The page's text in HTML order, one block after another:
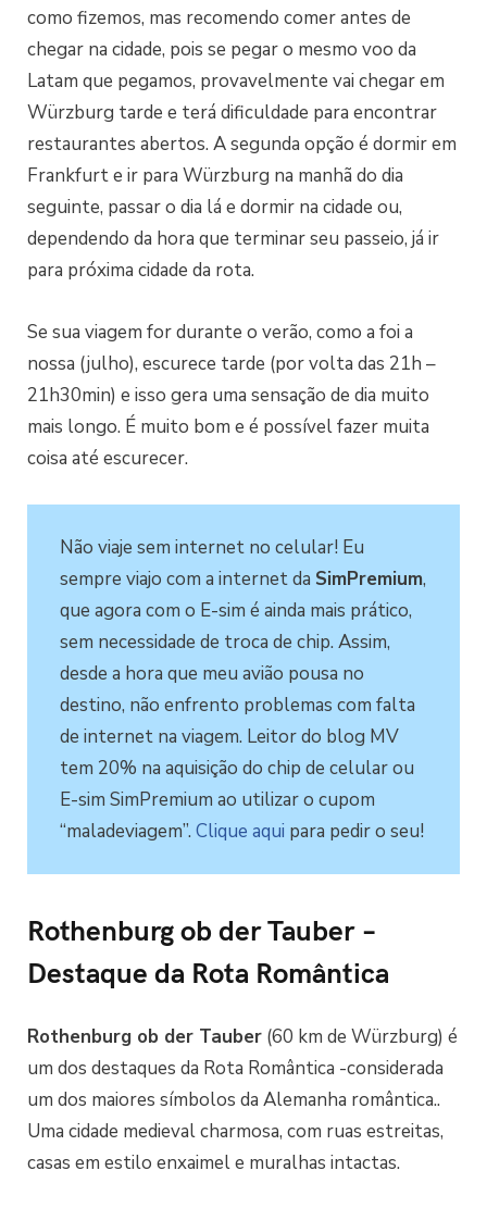
como fizemos, mas recomendo comer antes de
chegar na cidade, pois se pegar o mesmo voo da
Latam que pegamos, provavelmente vai chegar em
Würzburg tarde e terá dificuldade para encontrar
restaurantes abertos. A segunda opção é dormir em
Frankfurt e ir para Würzburg na manhã do dia
seguinte, passar o dia lá e dormir na cidade ou,
dependendo da hora que terminar seu passeio, já ir
para próxima cidade da rota.
Se sua viagem for durante o verão, como a foi a
nossa (julho), escurece tarde (por volta das 21h –
21h30min) e isso gera uma sensação de dia muito
mais longo. É muito bom e é possível fazer muita
coisa até escurecer.
Não viaje sem internet no celular! Eu
sempre viajo com a internet da SimPremium,
que agora com o E-sim é ainda mais prático,
sem necessidade de troca de chip. Assim,
desde a hora que meu avião pousa no
destino, não enfrento problemas com falta
de internet na viagem. Leitor do blog MV
tem 20% na aquisição do chip de celular ou
E-sim SimPremium ao utilizar o cupom
“maladeviagem”. Clique aqui para pedir o seu!
Rothenburg ob der Tauber –
Destaque da Rota Romântica
Rothenburg ob der Tauber (60 km de Würzburg) é
um dos destaques da Rota Romântica -considerada
um dos maiores símbolos da Alemanha romântica..
Uma cidade medieval charmosa, com ruas estreitas,
casas em estilo enxaimel e muralhas intactas.